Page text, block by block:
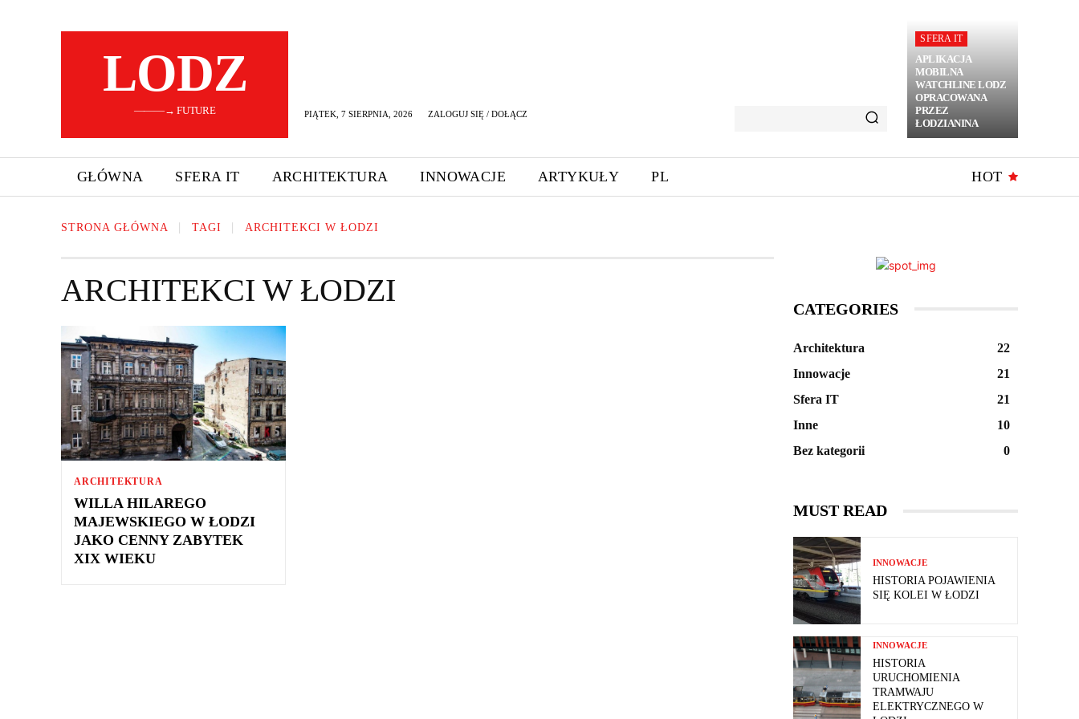
LODZ
———→ FUTURE PIĄTEK, 7 SIERPNIA, 2026 ZALOGUJ SIĘ / DOŁĄCZ
SFERA IT
APLIKACJA
MOBILNA
WATCHLINE LODZ
OPRACOWANA
PRZEZ
ŁODZIANINA
GŁÓWNA SFERA IT ARCHITEKTURA INNOWACJE ARTYKUŁY PL HOT
STRONA GŁÓWNA TAGI ARCHITEKCI W ŁODZI
ARCHITEKCI W ŁODZI
ARCHITEKTURA
WILLA HILAREGO
MAJEWSKIEGO W ŁODZI
JAKO CENNY ZABYTEK
XIX WIEKU
CATEGORIES
Architektura
22
Innowacje
21
Sfera IT
21
Inne
10
Bez kategorii
0
MUST READ
INNOWACJE
HISTORIA POJAWIENIA
SIĘ KOLEI W ŁODZI
INNOWACJE
HISTORIA
URUCHOMIENIA
TRAMWAJU
ELEKTRYCZNEGO W